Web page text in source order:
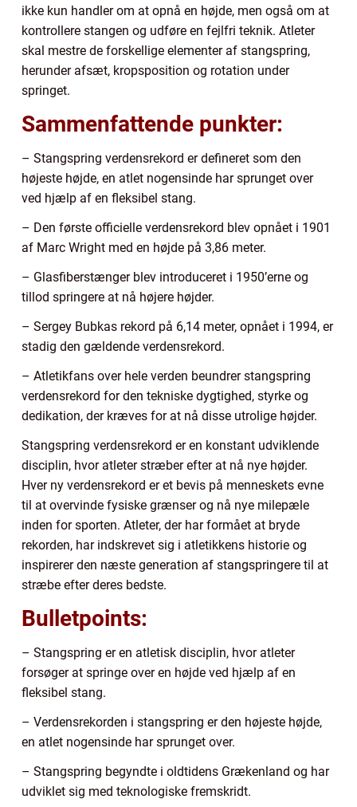
ikke kun handler om at opnå en højde, men også om at
kontrollere stangen og udføre en fejlfri teknik. Atleter
skal mestre de forskellige elementer af stangspring,
herunder afsæt, kropsposition og rotation under
springet.
Sammenfattende punkter:
– Stangspring verdensrekord er defineret som den
højeste højde, en atlet nogensinde har sprunget over
ved hjælp af en fleksibel stang.
– Den første officielle verdensrekord blev opnået i 1901
af Marc Wright med en højde på 3,86 meter.
– Glasfiberstænger blev introduceret i 1950’erne og
tillod springere at nå højere højder.
– Sergey Bubkas rekord på 6,14 meter, opnået i 1994, er
stadig den gældende verdensrekord.
– Atletikfans over hele verden beundrer stangspring
verdensrekord for den tekniske dygtighed, styrke og
dedikation, der kræves for at nå disse utrolige højder.
Stangspring verdensrekord er en konstant udviklende
disciplin, hvor atleter stræber efter at nå nye højder.
Hver ny verdensrekord er et bevis på menneskets evne
til at overvinde fysiske grænser og nå nye milepæle
inden for sporten. Atleter, der har formået at bryde
rekorden, har indskrevet sig i atletikkens historie og
inspirerer den næste generation af stangspringere til at
stræbe efter deres bedste.
Bulletpoints:
– Stangspring er en atletisk disciplin, hvor atleter
forsøger at springe over en højde ved hjælp af en
fleksibel stang.
– Verdensrekorden i stangspring er den højeste højde,
en atlet nogensinde har sprunget over.
– Stangspring begyndte i oldtidens Grækenland og har
udviklet sig med teknologiske fremskridt.